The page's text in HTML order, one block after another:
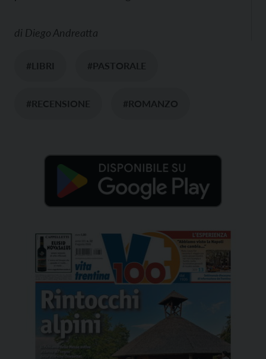
di Diego Andreatta
#LIBRI #PASTORALE
#RECENSIONE #ROMANZO